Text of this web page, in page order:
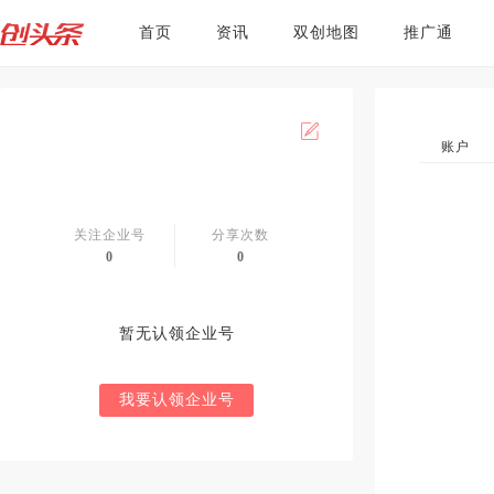
首页 资讯 双创地图 推广通
关注企业号
0
分享次数
0
暂无认领企业号
我要认领企业号
账户